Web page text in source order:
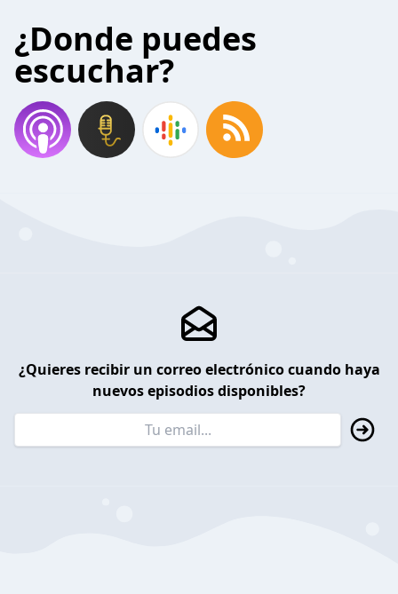
¿Donde puedes
escuchar?
¿Quieres recibir un correo electrónico cuando haya
nuevos episodios disponibles?